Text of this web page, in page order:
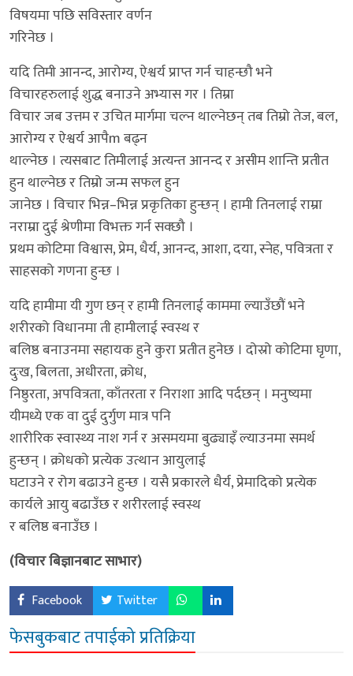
विषयमा पछि सविस्तार वर्णन
गरिनेछ ।
यदि तिमी आनन्द, आरोग्य, ऐश्वर्य प्राप्त गर्न चाहन्छौ भने
विचारहरुलाई शुद्ध बनाउने अभ्यास गर । तिम्रा
विचार जब उत्तम र उचित मार्गमा चल्न थाल्नेछन् तब तिम्रो तेज, बल,
आरोग्य र ऐश्वर्य आपैm बढ्न
थाल्नेछ । त्यसबाट तिमीलाई अत्यन्त आनन्द र असीम शान्ति प्रतीत
हुन थाल्नेछ र तिम्रो जन्म सफल हुन
जानेछ । विचार भिन्न–भिन्न प्रकृतिका हुन्छन् । हामी तिनलाई राम्रा
नराम्रा दुई श्रेणीमा विभक्त गर्न सक्छौ ।
प्रथम कोटिमा विश्वास, प्रेम, धैर्य, आनन्द, आशा, दया, स्नेह, पवित्रता र
साहसको गणना हुन्छ ।
यदि हामीमा यी गुण छन् र हामी तिनलाई काममा ल्याउँछौं भने
शरीरको विधानमा ती हामीलाई स्वस्थ र
बलिष्ठ बनाउनमा सहायक हुने कुरा प्रतीत हुनेछ । दोस्रो कोटिमा घृणा,
दुःख, बिलता, अधीरता, क्रोध,
निष्ठुरता, अपवित्रता, काँतरता र निराशा आदि पर्दछन् । मनुष्यमा
यीमध्ये एक वा दुई दुर्गुण मात्र पनि
शारीरिक स्वास्थ्य नाश गर्न र असमयमा बुढ्याइँ ल्याउनमा समर्थ
हुन्छन् । क्रोधको प्रत्येक उत्थान आयुलाई
घटाउने र रोग बढाउने हुन्छ । यसै प्रकारले धैर्य, प्रेमादिको प्रत्येक
कार्यले आयु बढाउँछ र शरीरलाई स्वस्थ
र बलिष्ठ बनाउँछ ।
(विचार बिज्ञानबाट साभार)
Facebook Twitter
फेसबुकबाट तपाईको प्रतिक्रिया